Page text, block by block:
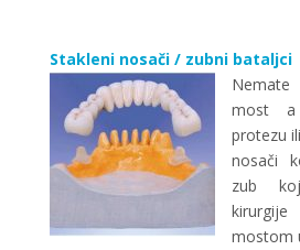
Stakleni nosači / zubni bataljci
most
protezu
nosači
zub
mostom